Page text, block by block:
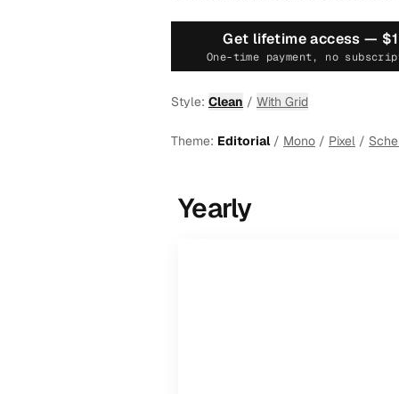
Get lifetime access —
One-time payment, no
Style: Clean / With Grid
Theme: Editorial/ Mono / Pixel /
Yearly